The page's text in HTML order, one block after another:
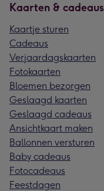
Kaarten & cadeaus
Kaartje sturen
Cadeaus
Verjaardagskaarten
Fotokaarten
Bloemen bezorgen
Geslaagd kaarten
Geslaagd cadeaus
Ansichtkaart maken
Ballonnen versturen
Baby cadeaus
Fotocadeaus
Feestdagen